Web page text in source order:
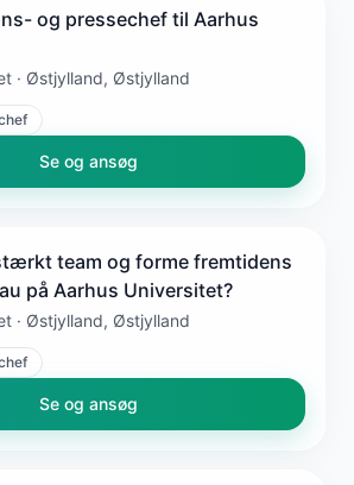
og pressechef til Aarhus
· Østjylland, Østjylland
Se og ansøg
team og forme fremtidens
på Aarhus Universitet?
· Østjylland, Østjylland
Se og ansøg